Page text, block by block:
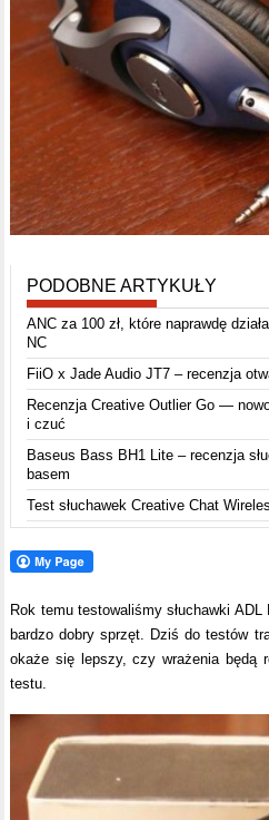
PODOBNE ARTYKUŁY
ANC za 100 zł, które naprawdę
NC
FiiO x Jade Audio JT7 – recenzja
Recenzja Creative Outlier Go —
i czuć
Baseus Bass BH1 Lite – recenzja
basem
Test słuchawek Creative Chat
Rok temu testowaliśmy słuchawki
bardzo dobry sprzęt. Dziś do testów
okaże się lepszy, czy wrażenia będą
testu.